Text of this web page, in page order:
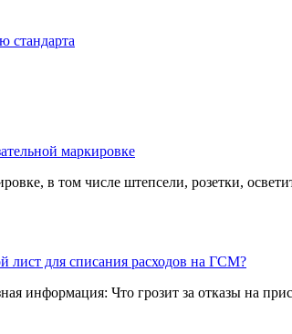
стандарта
маркировке
в том числе штепсели, розетки,
лист для списания расходов на ГСМ?
информация: Что грозит за отказы на